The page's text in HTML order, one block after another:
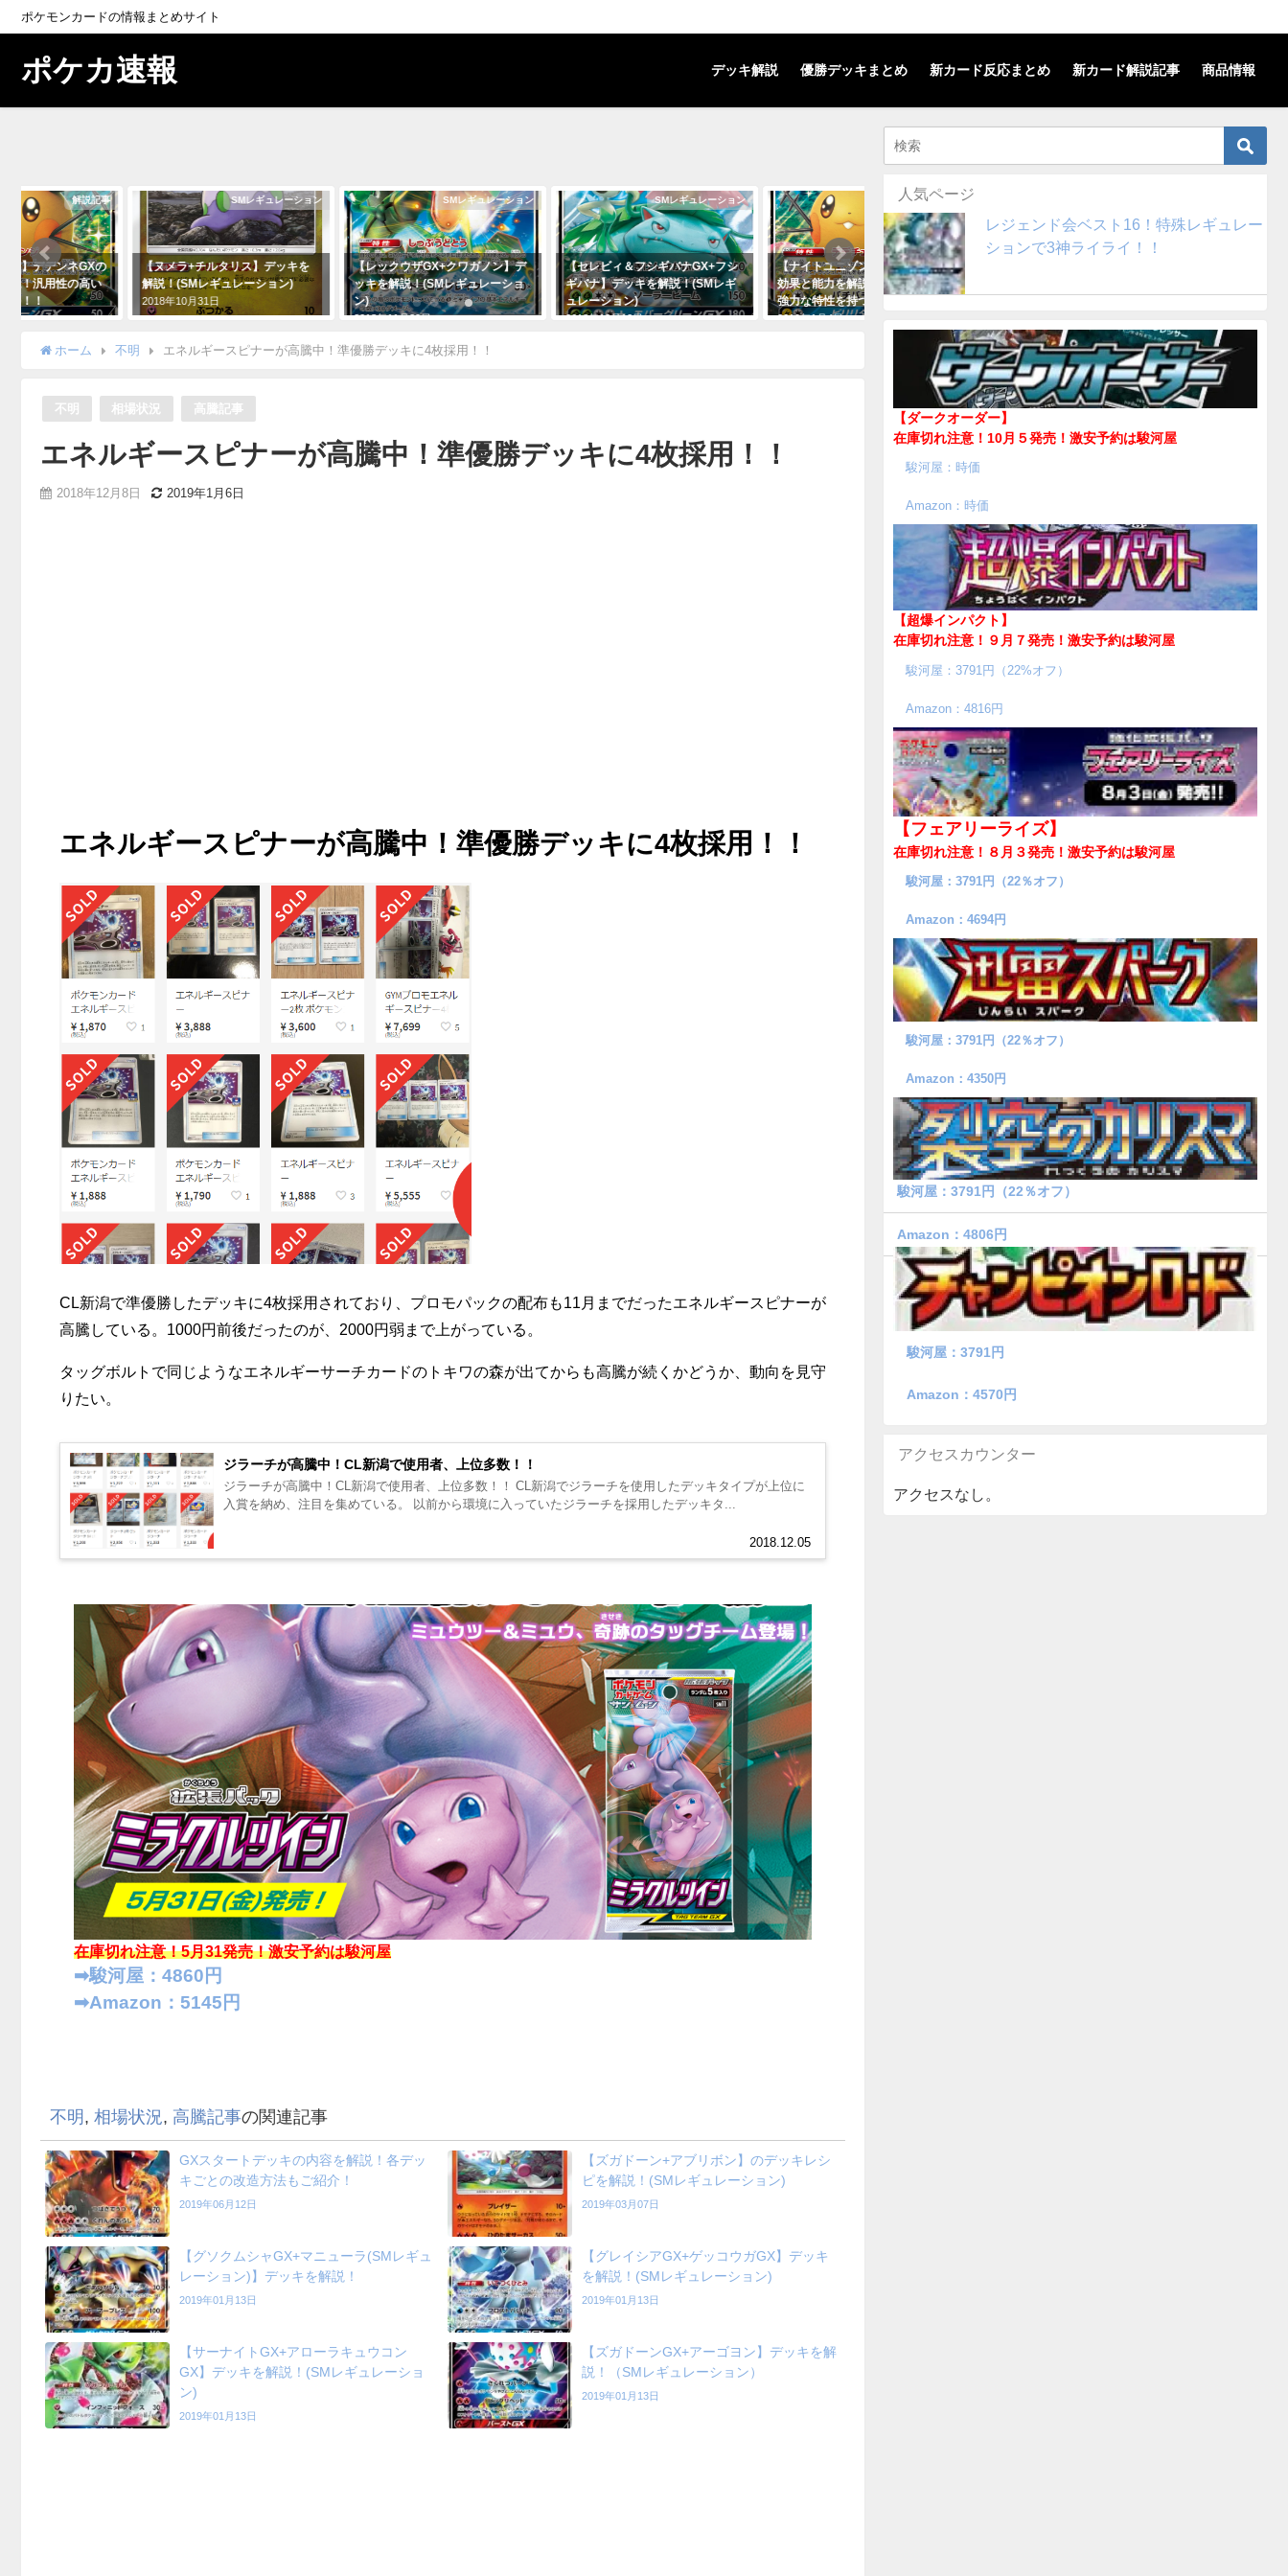
ポケモンカードの情報まとめサイト
ポケカ速報 デッキ解説 優勝デッキまとめ 新カード反応まとめ 新カード解説記事 商品情報
解説記事
ン】デデンネGXの
説！汎用性の高い
つ！！
SMレギュレーション
【ヌメラ+チルタリス】デッキを
解説！(SMレギュレーション)
2018年10月31日
SMレギュレーション
【レックウザGX+クワガノン】デ
ッキを解説！(SMレギュレーショ
ン)
2018年11月29日
SMレギュレーション
【セレビィ＆フシギバナGX+フシ
ギバナ】デッキを解説！(SMレギ
ュレーション)
2018年12月12日
解説記事
【ナイトユニゾン】デデンネGXの
効果と能力を解説！汎用性の高い
強力な特性を持つ！！
2019年1月4日
ホーム 不明 エネルギースピナーが高騰中！準優勝デッキに4枚採用！！
不明 相場状況 高騰記事
エネルギースピナーが高騰中！準優勝デッキに4枚採用！！
2018年12月8日 2019年1月6日
エネルギースピナーが高騰中！準優勝デッキに4枚採用！！
CL新潟で準優勝したデッキに4枚採用されており、プロモパックの配布も11月までだったエネルギースピナーが
高騰している。1000円前後だったのが、2000円弱まで上がっている。
タッグボルトで同じようなエネルギーサーチカードのトキワの森が出てからも高騰が続くかどうか、動向を見守
りたい。
ジラーチが高騰中！CL新潟で使用者、上位多数！！
2018.12.05
ジラーチが高騰中！CL新潟で使用者、上位多数！！ CL新潟でジラーチを使用したデッキタイプが上位に
入賞を納め、注目を集めている。 以前から環境に入っていたジラーチを採用したデッキタ...
在庫切れ注意！5月31発売！激安予約は駿河屋
➡︎駿河屋：4860円
➡︎Amazon：5145円
不明 , 相場状況, 高騰記事の関連記事
GXスタートデッキの内容を解説！各デッ
キごとの改造方法もご紹介！
2019年06月12日
【ズガドーン+アブリボン】のデッキレシ
ピを解説！(SMレギュレーション)
2019年03月07日
【グソクムシャGX+マニューラ(SMレギュ
レーション)】デッキを解説！
2019年01月13日
【グレイシアGX+ゲッコウガGX】デッキ
を解説！(SMレギュレーション)
2019年01月13日
【サーナイトGX+アローラキュウコン
GX】デッキを解説！(SMレギュレーショ
ン)
2019年01月13日
【ズガドーンGX+アーゴヨン】デッキを解
説！（SMレギュレーション）
2019年01月13日
人気ページ
レジェンド会ベスト16！特殊レギュレー
ションで3神ライライ！！
【ダークオーダー】
在庫切れ注意！10月５発売！ 激安予約は駿河屋
駿河屋：時価
Amazon：時価
【超爆インパクト】
在庫切れ注意！９月７発売！ 激安予約は駿河屋
駿河屋：3791円（22%オフ）
Amazon：4816円
【フェアリーライズ】
在庫切れ注意！８月３発売！ 激安予約は駿河屋
駿河屋：3791円（22％オフ）
Amazon：4694円
駿河屋：3791円（22％オフ）
Amazon：4350円
駿河屋：3791円（22％オフ）
Amazon：4806円
駿河屋：3791円
Amazon：4570円
アクセスカウンター
アクセスなし。